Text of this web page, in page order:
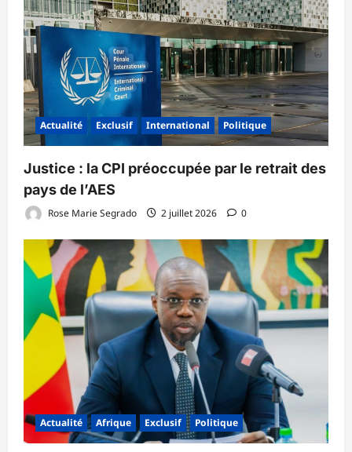
Actualité Exclusif International Politique
‎Justice : la CPI préoccupée par le retrait des
pays de l’AES ‎
Rose Marie Segrado 2 juillet 2026 0
Actualité Afrique Exclusif Politique